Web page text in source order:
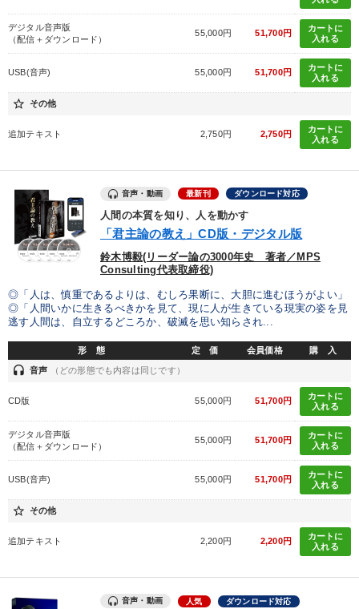
デジタル音声版
（配信＋ダウンロード）
55,000円 51,700円
カートに
入れる
USB(音声) 55,000円 51,700円
カートに
入れる
star_border その他
追加テキスト 2,750円 2,750円
カートに
入れる
音声・動画 最新刊 ダウンロード対応
人間の本質を知り、人を動かす
「君主論の教え」CD版・デジタル版
鈴木博毅(リーダー論の3000年史 著者／MPS
Consulting代表取締役)
◎「人は、慎重であるよりは、むしろ果断に、大胆に進むほうがよい」
◎「人間いかに生きるべきかを見て、現に人が生きている現実の姿を見
逃す人間は、自立するどころか、破滅を思い知らされ...
形 態 定 価 会員価格 購 入
headset 音声 （どの形態でも内容は同じです）
CD版 55,000円 51,700円
カートに
入れる
デジタル音声版
（配信＋ダウンロード）
55,000円 51,700円
カートに
入れる
USB(音声) 55,000円 51,700円
カートに
入れる
star_border その他
追加テキスト 2,200円 2,200円
カートに
入れる
音声・動画 人気 ダウンロード対応